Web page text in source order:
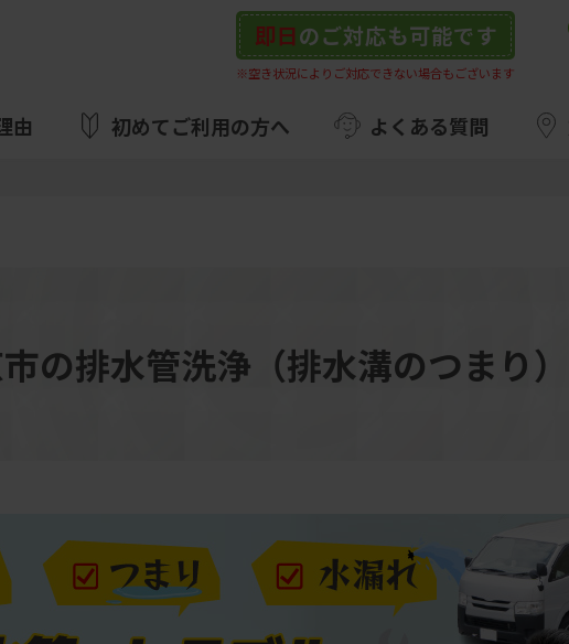
即日のご対応も可能です
※空き状況によりご対応できない場合もございます
由 初めてご利用の方へ よくある質問
の排水管洗浄（排水溝のつまり